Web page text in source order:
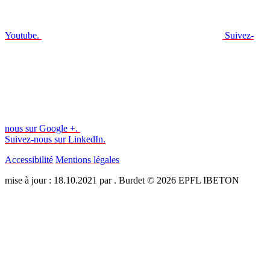
Youtube. Suivez-
nous sur Google +.
Suivez-nous sur LinkedIn.
Accessibilité Mentions légales
mise à jour : 18.10.2021 par . Burdet © 2026 EPFL IBETON